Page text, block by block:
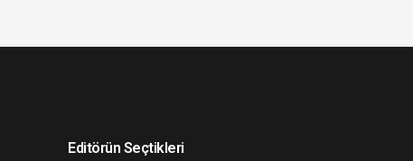
Editörün Seçtikleri